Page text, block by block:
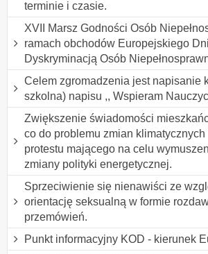
terminie i czasie.
XVII Marsz Godności Osób
ramach obchodów Europejskiego
Dyskryminacją Osób
Celem zgromadzenia jest napisanie
szkolna) napisu ,, Wspieram
Zwiększenie świadomości
co do problemu zmian
protestu mającego na celu
zmiany polityki energetycznej.
Sprzeciwienie się nienawiści ze
orientację seksualną w formie
przemówień.
Punkt informacyjny KOD - kierunek